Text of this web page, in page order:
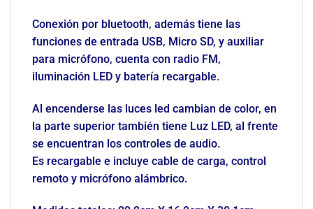
Conexión por bluetooth, además tiene las
funciones de entrada USB, Micro SD, y auxiliar
para micrófono, cuenta con radio FM,
iluminación LED y batería recargable.
Al encenderse las luces led cambian de color, en
la parte superior también tiene Luz LED, al frente
se encuentran los controles de audio.
Es recargable e incluye cable de carga, control
remoto y micrófono alámbrico.